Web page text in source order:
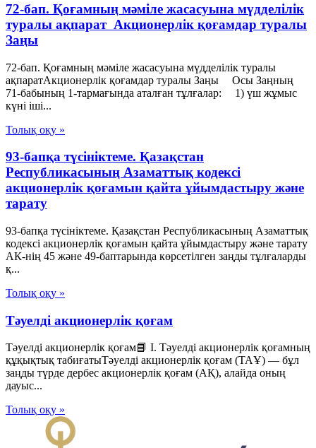
72-бап. Қоғамның мәміле жасасуына мүдделілік
туралы ақпарат Акционерлік қоғамдар туралы
Заңы
72-бап. Қоғамның мәміле жасасуына мүдделілік туралы
ақпаратАкционерлік қоғамдар туралы Заңы Осы Заңның
71-бабының 1-тармағында аталған тұлғалар: 1) үш жұмыс
күні іші...
Толық оқу »
93-бапқа түсініктеме. Қазақстан
Республикасының Азаматтық кодексі
акционерлік қоғамын қайта ұйымдастыру және
тарату
93-бапқа түсініктеме. Қазақстан Республикасының Азаматтық
кодексі акционерлік қоғамын қайта ұйымдастыру және тарату
АК-нің 45 және 49-баптарында көрсетілген заңды тұлғаларды
қ...
Толық оқу »
Тәуелді акционерлік қоғам
Тәуелді акционерлік қоғам📘 I. Тәуелді акционерлік қоғамның
құқықтық табиғатыТәуелді акционерлік қоғам (ТАҰ) — бұл
заңды түрде дербес акционерлік қоғам (АҚ), алайда оның
дауыс...
Толық оқу »